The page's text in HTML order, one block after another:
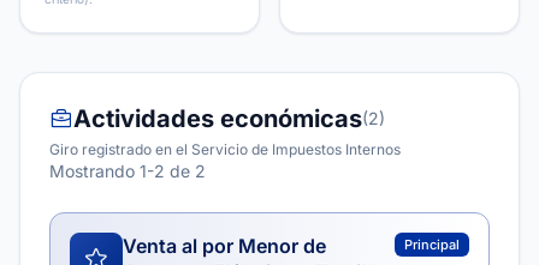
Actividades económicas(2)
Giro registrado en el Servicio de Impuestos Internos
Mostrando 1-2 de 2
Venta al por Menor de
Principal